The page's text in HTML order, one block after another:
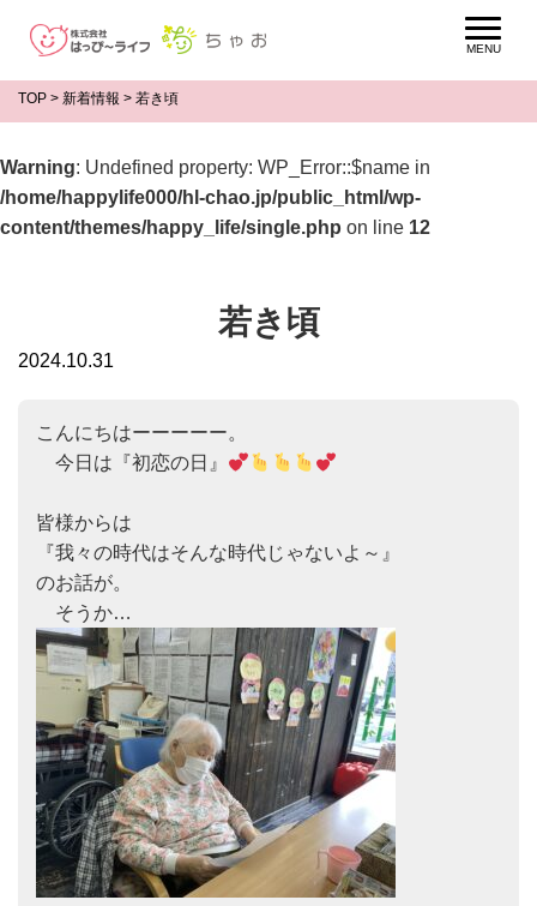
TOP > 新着情報 > 若き頃
Warning: Undefined property: WP_Error::$name in
/home/happylife000/hl-chao.jp/public_html/wp-
content/themes/happy_life/single.php on line 12
若き頃
2024.10.31
こんにちはーーーーー。
今日は『初恋の日』
皆様からは
『我々の時代はそんな時代じゃないよ～』
のお話が。